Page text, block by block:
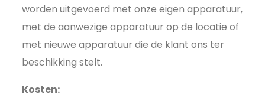
worden uitgevoerd met onze eigen apparatuur,
met de aanwezige apparatuur op de locatie of
met nieuwe apparatuur die de klant ons ter
beschikking stelt.
Kosten: